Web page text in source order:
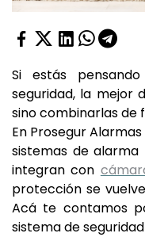
Si estás
seguridad, la mejor
sino combinarlas de
En Prosegur
sistemas de
integran con
protección se
Acá te contamos
sistema de